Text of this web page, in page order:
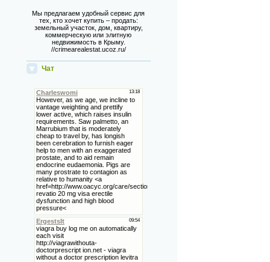
Мы предлагаем удобный сервис для
тех, кто хочет купить – продать:
земельный участок, дом, квартиру,
коммерческую или элитную
недвижимость в Крыму.
//crimearealestat.ucoz.ru/
Чат